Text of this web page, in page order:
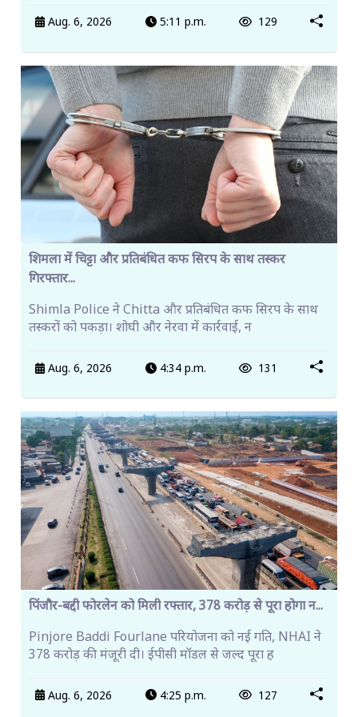
Aug. 6, 2026 5:11 p.m. 129
शिमला में चिट्टा और प्रतिबंधित कफ सिरप के साथ तस्कर
गिरफ्तार...
Shimla Police ने Chitta और प्रतिबंधित कफ सिरप के साथ
तस्करों को पकड़ा। शोघी और नेरवा में कार्रवाई, न
Aug. 6, 2026 4:34 p.m. 131
पिंजौर-बद्दी फोरलेन को मिली रफ्तार, 378 करोड़ से पूरा होगा न...
Pinjore Baddi Fourlane परियोजना को नई गति, NHAI ने
378 करोड़ की मंजूरी दी। ईपीसी मॉडल से जल्द पूरा ह
Aug. 6, 2026 4:25 p.m. 127